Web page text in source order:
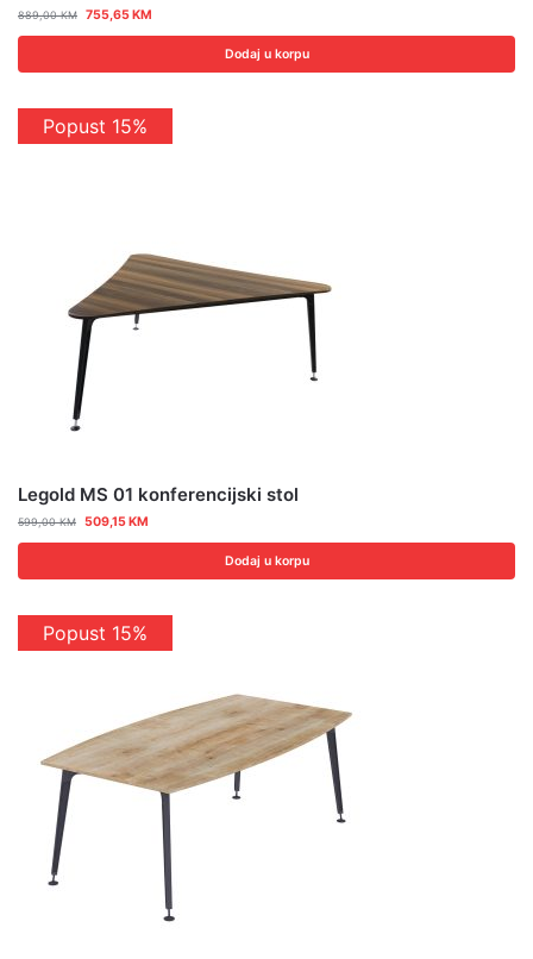
889,00KM 755,65KM
Dodaj u korpu
Popust 15%
Legold MS 01 konferencijski stol
599,00KM 509,15KM
Dodaj u korpu
Popust 15%